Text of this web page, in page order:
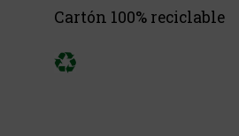
Cartón 100% reciclable